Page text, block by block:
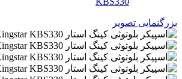
بزرگنمایی تصویر